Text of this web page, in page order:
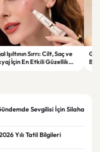
Işıltının Sırrı: Cilt, Saç ve
İçin En Etkili Güzellik
Sevgilisi İçin Silaha
Yılı Tatil Bilgileri